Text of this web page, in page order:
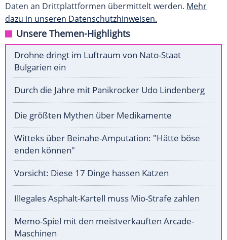
Daten an Drittplattformen übermittelt werden. Mehr
dazu in unseren Datenschutzhinweisen.
Unsere Themen-Highlights
Drohne dringt im Luftraum von Nato-Staat
Bulgarien ein
Durch die Jahre mit Panikrocker Udo Lindenberg
Die größten Mythen über Medikamente
Witteks über Beinahe-Amputation: "Hätte böse
enden können"
Vorsicht: Diese 17 Dinge hassen Katzen
Illegales Asphalt-Kartell muss Mio-Strafe zahlen
Memo-Spiel mit den meistverkauften Arcade-
Maschinen